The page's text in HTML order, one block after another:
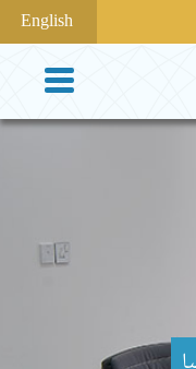
English